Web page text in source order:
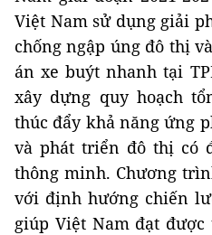
Việt Nam sử dụng giải
chống ngập úng đô thị
án xe buýt nhanh tại
xây dựng quy hoạch
thúc đẩy khả năng ứng
và phát triển đô thị có
thông minh. Chương
với định hướng chiến
giúp Việt Nam đạt